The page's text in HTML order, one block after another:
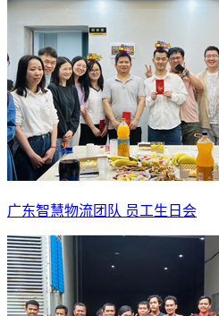
广东智慧物流团队 员工生日会